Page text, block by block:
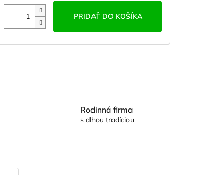
PRIDAŤ DO KOŠÍKA
Rodinná firma
s dlhou tradíciou